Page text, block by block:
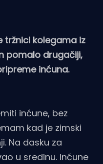
tržnici kolegama iz
pomalo drugačiji,
inćuna.
inćune, bez
kad je zimski
Na dasku za
u sredinu. Inćune